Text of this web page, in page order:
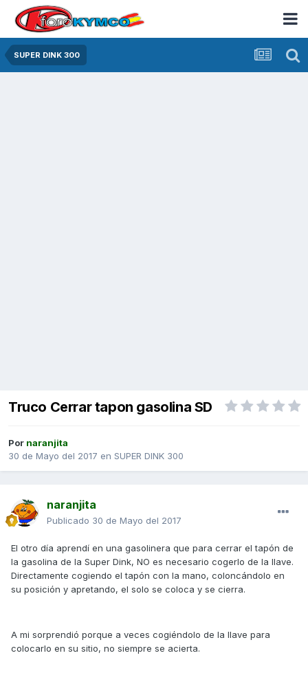
SUPER DINK 300
Truco Cerrar tapon gasolina SD
Por naranjita
30 de Mayo del 2017 en SUPER DINK 300
naranjita
Publicado 30 de Mayo del 2017
El otro día aprendí en una gasolinera que para cerrar el tapón de
la gasolina de la Super Dink, NO es necesario cogerlo de la llave.
Directamente cogiendo el tapón con la mano, coloncándolo en
su posición y apretando, el solo se coloca y se cierra.
A mi sorprendió porque a veces cogiéndolo de la llave para
colocarlo en su sitio, no siempre se acierta.